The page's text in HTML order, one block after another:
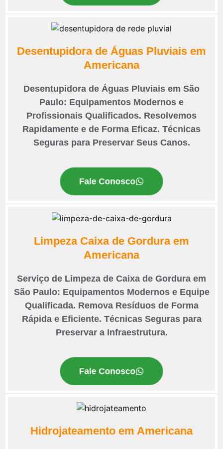
Desentupidora de Águas Pluviais em
Americana
Desentupidora de Águas Pluviais em São
Paulo: Equipamentos Modernos e
Profissionais Qualificados. Resolvemos
Rapidamente e de Forma Eficaz. Técnicas
Seguras para Preservar Seus Canos.
Fale Conosco
Limpeza Caixa de Gordura em
Americana
Serviço de Limpeza de Caixa de Gordura em
São Paulo: Equipamentos Modernos e Equipe
Qualificada. Remova Resíduos de Forma
Rápida e Eficiente. Técnicas Seguras para
Preservar a Infraestrutura.
Fale Conosco
Hidrojateamento em Americana